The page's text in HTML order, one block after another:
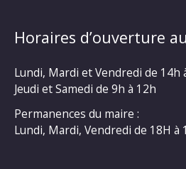
Horaires d’ouverture
Lundi, Mardi et Vendredi de 14h
Jeudi et Samedi de 9h à 12h
Permanences du maire :
Lundi, Mardi, Vendredi de 18H